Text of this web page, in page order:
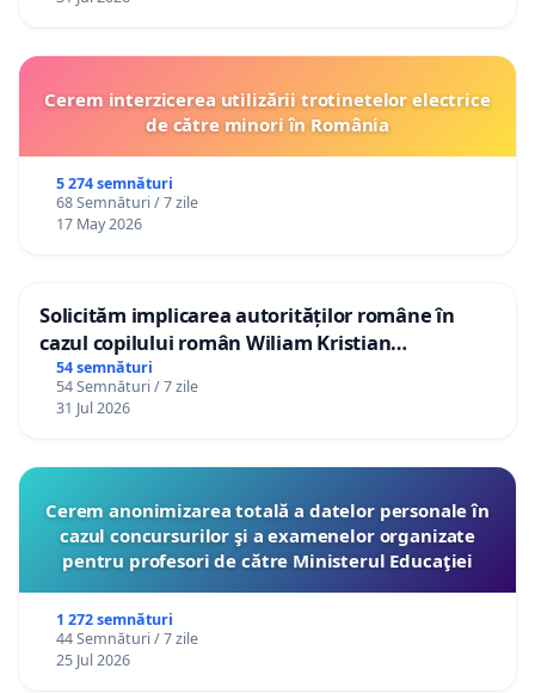
Cerem interzicerea utilizării trotinetelor electrice
de către minori în România
5 274 semnături
68 Semnături / 7 zile
17 May 2026
Solicităm implicarea autorităților române în
cazul copilului român Wiliam Kristian
Gheorghe, aflat în plasament în Danemarca de
12 ani
54 semnături
54 Semnături / 7 zile
31 Jul 2026
Cerem anonimizarea totală a datelor personale în
cazul concursurilor şi a examenelor organizate
pentru profesori de către Ministerul Educaţiei
1 272 semnături
44 Semnături / 7 zile
25 Jul 2026